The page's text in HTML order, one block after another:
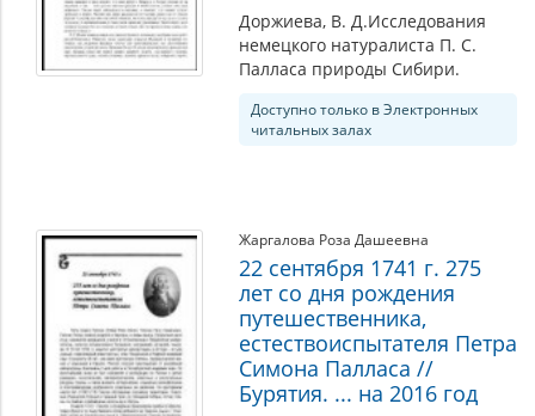
Доржиева, В. Д.Исследования
немецкого натуралиста П. С.
Палласа природы Сибири.
Доступно только в Электронных
читальных залах
Жаргалова Роза Дашеевна
22 сентября 1741 г. 275
лет со дня рождения
путешественника,
естествоиспытателя Петра
Симона Палласа //
Бурятия. ... на 2016 год